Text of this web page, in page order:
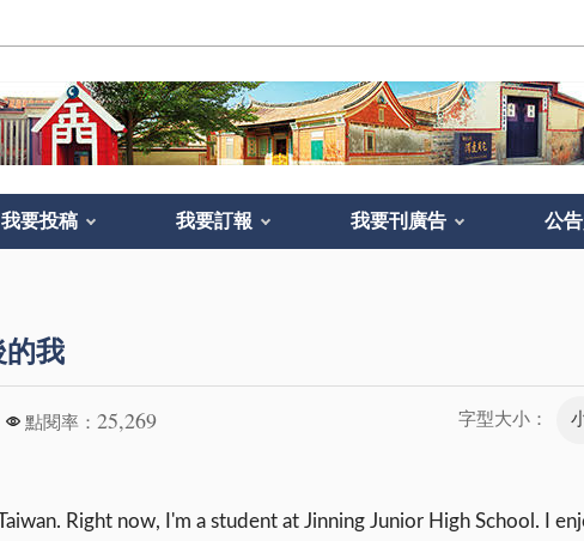
我要投稿 我要訂報 我要刊廣告 公
的我
點閱率： 25,269 字型大小：
Right now, I'm a student at Jinning Junior High School. I